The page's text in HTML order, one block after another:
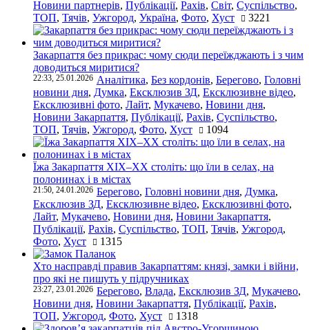
Новини партнерів, Публікації, Рахів, Світ, Суспільство,
ТОП, Тячів, Ужгород, Україна, Фото, Хуст 3221
Закарпаття без прикрас: чому сюди переїжджають і з чим
доводиться миритися?
22:33, 25.01.2026 Аналітика, Без кордонів, Берегово, Головні
новини дня, Думка, Ексклюзив ЗД, Ексклюзивне відео,
Ексклюзивні фото, Лайт, Мукачево, Новини дня,
Новини Закарпаття, Публікації, Рахів, Суспільство,
ТОП, Тячів, Ужгород, Фото, Хуст 1094
Їжа Закарпаття ХІХ–ХХ століть: що їли в селах, на
полонинах і в містах
21:50, 24.01.2026 Берегово, Головні новини дня, Думка,
Ексклюзив ЗД, Ексклюзивне відео, Ексклюзивні фото,
Лайт, Мукачево, Новини дня, Новини Закарпаття,
Публікації, Рахів, Суспільство, ТОП, Тячів, Ужгород,
Фото, Хуст 1315
Хто насправді правив Закарпаттям: князі, замки і війни,
про які не пишуть у підручниках
23:27, 23.01.2026 Берегово, Влада, Ексклюзив ЗД, Мукачево,
Новини дня, Новини Закарпаття, Публікації, Рахів,
ТОП, Ужгород, Фото, Хуст 1318